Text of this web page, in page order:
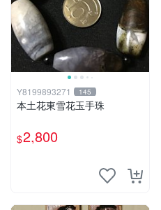
Y8199893271 145
本土花東雪花玉手珠
$2,800